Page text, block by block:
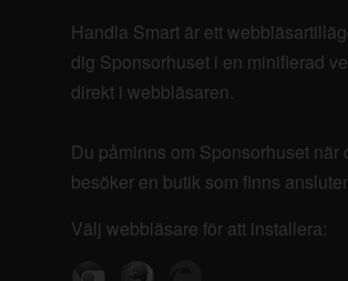
Handla Smart är ett
dig Sponsorhuset i en minifierad
direkt i webbläsaren.
Du påminns om Sponsorhuset när
besöker en butik som finns
Välj webbläsare för att installera: